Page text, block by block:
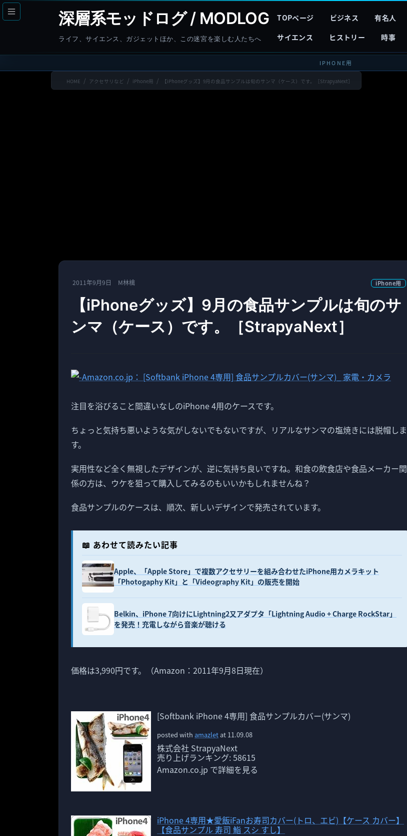
コ
ン
へ
ナ
ビ
ョ
深層系モッドログ / MODLOG
ライフ、サイエンス、ガジェットほか、この迷宮を楽しむ人たちへ
TOPページ ビジネス 有名人
サイエンス
ヒストリー 時事
IPHONE用
HOME アクセサリなど iPhone用 【iPhoneグッズ】9月の食品サンプルは旬のサンマ（ケース）です。［StrapyaNext］
2011年9月9日 M林檎 iPhone用
【iPhoneグッズ】9月の食品サンプルは旬のサ
ンマ（ケース）です。［StrapyaNext］
注目を浴びること間違いなしのiPhone 4用のケースです。
ちょっと気持ち悪いような気がしないでもないですが、リアルなサンマの塩焼きには脱帽しま
す。
実用性など全く無視したデザインが、逆に気持ち良いですね。和食の飲食店や食品メーカー関
係の方は、ウケを狙って購入してみるのもいいかもしれませんね？
食品サンプルのケースは、順次、新しいデザインで発売されています。
📖 あわせて読みたい記事
Apple、「Apple Store」で複数アクセサリーを組み合わせたiPhone用カメラキット
「Photogaphy Kit」と「Videography Kit」の販売を開始
Belkin、iPhone 7向けにLightning2又アダプタ「Lightning Audio + Charge RockStar」
を発売！充電しながら音楽が聴ける
価格は3,990円です。（Amazon：2011年9月8日現在）
[Softbank iPhone 4専用] 食品サンプルカバー(サンマ)
posted with amazletat 11.09.08
株式会社 StrapyaNext
売り上げランキング: 58615
Amazon.co.jp で詳細を見る
iPhone 4専用★愛飯iFanお寿司カバー(トロ、エビ)【ケース カバー】
【食品サンプル 寿司 鮨 スシ すし】